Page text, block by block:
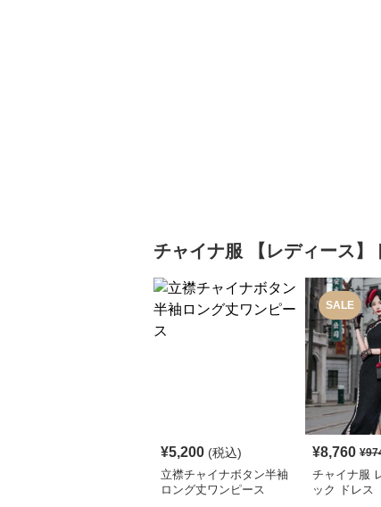
チャイナ服 【レディース】
¥5,200 (税込)
立襟チャイナボタン半袖
ロング丈ワンピース
SALE
¥8,760 ¥
チャイナ服
ック ドレス